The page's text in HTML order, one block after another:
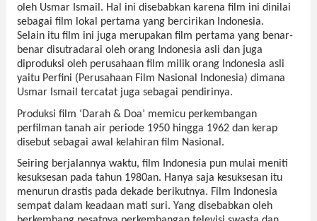
oleh Usmar Ismail. Hal ini disebabkan karena film ini dinilai
sebagai film lokal pertama yang bercirikan Indonesia.
Selain itu film ini juga merupakan film pertama yang benar-
benar disutradarai oleh orang Indonesia asli dan juga
diproduksi oleh perusahaan film milik orang Indonesia asli
yaitu Perfini (Perusahaan Film Nasional Indonesia) dimana
Usmar Ismail tercatat juga sebagai pendirinya.
Produksi film ‘Darah & Doa’ memicu perkembangan
perfilman tanah air periode 1950 hingga 1962 dan kerap
disebut sebagai awal kelahiran film Nasional.
Seiring berjalannya waktu, film Indonesia pun mulai meniti
kesuksesan pada tahun 1980an. Hanya saja kesuksesan itu
menurun drastis pada dekade berikutnya. Film Indonesia
sempat dalam keadaan mati suri. Yang disebabkan oleh